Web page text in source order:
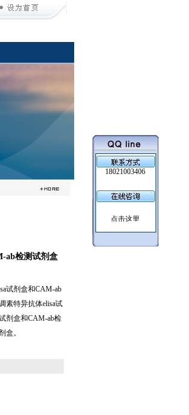
18021003406
ab检测试剂盒
试剂盒和CAM-ab
素特异抗体elisa试
剂盒和CAM-ab检
盒。